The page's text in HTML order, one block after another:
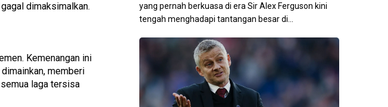
dimaksimalkan.
Kemenangan ini
memberi
laga tersisa
yang pernah berkuasa di era Sir Alex Ferguson kini
tengah menghadapi tantangan besar di...